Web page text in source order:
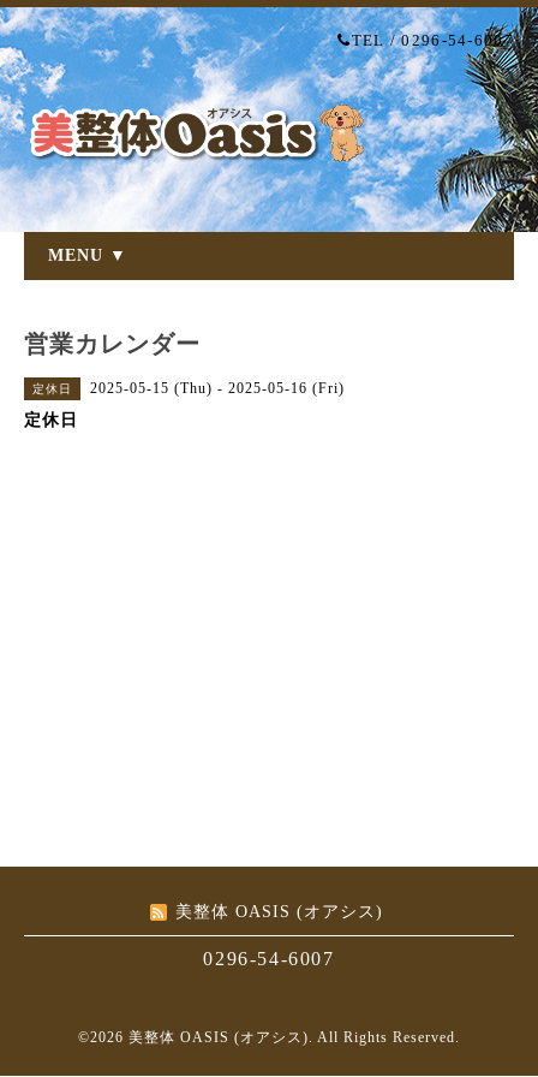
TEL / 0296-54-6007
MENU ▼
営業カレンダー
定休日 2025-05-15 (Thu) - 2025-05-16 (Fri)
定休日
美整体 OASIS (オアシス)
0296-54-6007
©2026 美整体 OASIS (オアシス). All Rights Reserved.